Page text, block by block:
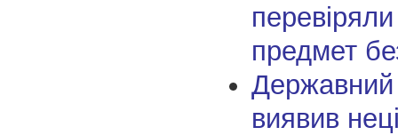
предмет
Державний
виявив